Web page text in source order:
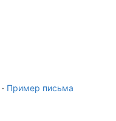
Пример письма